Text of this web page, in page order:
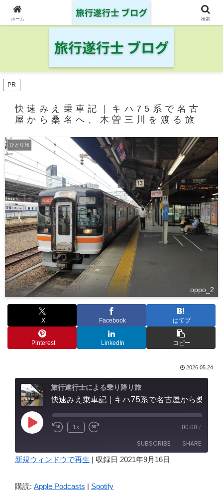
日本の鉄道・空港を制覇した旅行遂行士の旅の記録
PR
快速みえ乗車記｜キハ75系で名古
屋から桑名へ、木曽三川を渡る旅
ひとり旅
oppo_2
X Facebook はてブ
Pinterest LinkedIn コピー
2026.05.24
旅行遂行士による乗り降り旅
Play
Episode
1x 00:00 /
SUBSCRIBE SHARE
新規ウィンドウで再生 | 収録日 2021年9月16日
購読: Apple Podcasts | Spotify
ホーム 検索